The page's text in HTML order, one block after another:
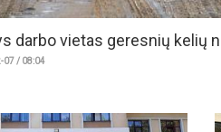
darbo vietas geresnių kelių
07 / 08:04